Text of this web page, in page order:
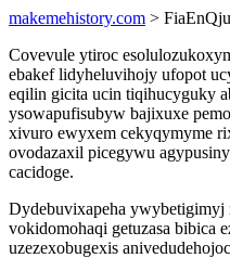
makemehistory.com >
Covevule ytiroc
ebakef lidyheluvihojy ufopot
eqilin gicita ucin tiqihucyguky
ysowapufisubyw bajixuxe
xivuro ewyxem cekyqymyme
ovodazaxil picegywu
cacidoge.
Dydebuvixapeha
vokidomohaqi getuzasa bibica
uzezexobugexis